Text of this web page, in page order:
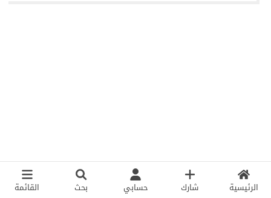
الرئيسية شارك حسابي بحث القائمة